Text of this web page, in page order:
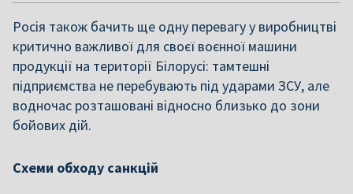
Росія також бачить ще одну перевагу у виробництві
критично важливої для своєї воєнної машини
продукції на території Білорусі: тамтешні
підприємства не перебувають під ударами ЗСУ, але
водночас розташовані відносно близько до зони
бойових дій.
Схеми обходу санкцій